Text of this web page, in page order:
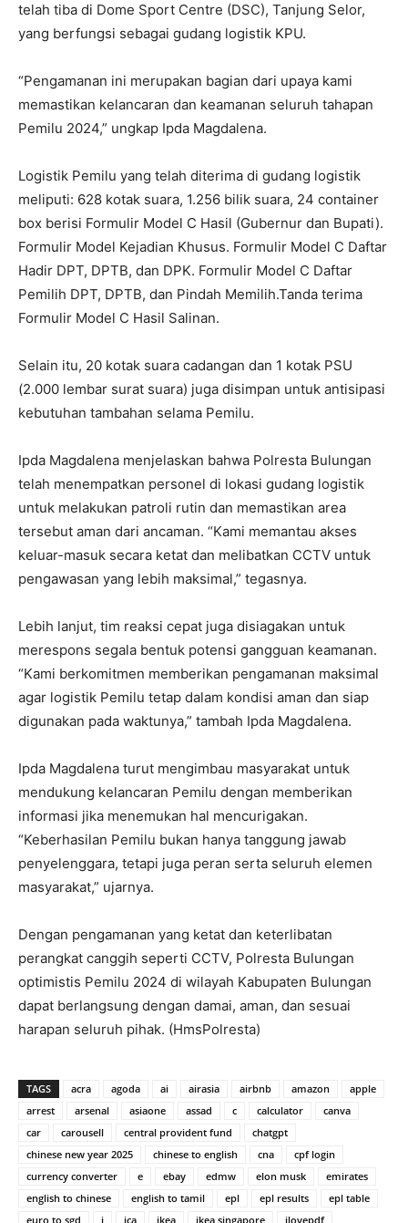
telah tiba di Dome Sport Centre (DSC), Tanjung Selor,
yang berfungsi sebagai gudang logistik KPU.
“Pengamanan ini merupakan bagian dari upaya kami
memastikan kelancaran dan keamanan seluruh tahapan
Pemilu 2024,” ungkap Ipda Magdalena.
Logistik Pemilu yang telah diterima di gudang logistik
meliputi: 628 kotak suara, 1.256 bilik suara, 24 container
box berisi Formulir Model C Hasil (Gubernur dan Bupati).
Formulir Model Kejadian Khusus. Formulir Model C Daftar
Hadir DPT, DPTB, dan DPK. Formulir Model C Daftar
Pemilih DPT, DPTB, dan Pindah Memilih.Tanda terima
Formulir Model C Hasil Salinan.
Selain itu, 20 kotak suara cadangan dan 1 kotak PSU
(2.000 lembar surat suara) juga disimpan untuk antisipasi
kebutuhan tambahan selama Pemilu.
Ipda Magdalena menjelaskan bahwa Polresta Bulungan
telah menempatkan personel di lokasi gudang logistik
untuk melakukan patroli rutin dan memastikan area
tersebut aman dari ancaman. “Kami memantau akses
keluar-masuk secara ketat dan melibatkan CCTV untuk
pengawasan yang lebih maksimal,” tegasnya.
Lebih lanjut, tim reaksi cepat juga disiagakan untuk
merespons segala bentuk potensi gangguan keamanan.
“Kami berkomitmen memberikan pengamanan maksimal
agar logistik Pemilu tetap dalam kondisi aman dan siap
digunakan pada waktunya,” tambah Ipda Magdalena.
Ipda Magdalena turut mengimbau masyarakat untuk
mendukung kelancaran Pemilu dengan memberikan
informasi jika menemukan hal mencurigakan.
“Keberhasilan Pemilu bukan hanya tanggung jawab
penyelenggara, tetapi juga peran serta seluruh elemen
masyarakat,” ujarnya.
Dengan pengamanan yang ketat dan keterlibatan
perangkat canggih seperti CCTV, Polresta Bulungan
optimistis Pemilu 2024 di wilayah Kabupaten Bulungan
dapat berlangsung dengan damai, aman, dan sesuai
harapan seluruh pihak. (HmsPolresta)
TAGS acra agoda ai airasia airbnb amazon
apple
arrest
arsenal asiaone assad c calculator
canva
car
carousell central provident fund
chatgpt
chinese new year 2025
chinese to english cna
cpf login
currency converter
e ebay edmw elon musk
emirates
english to chinese
english to tamil epl epl results
epl table
euro to sgd
i ica ikea ikea singapore ilovepdf